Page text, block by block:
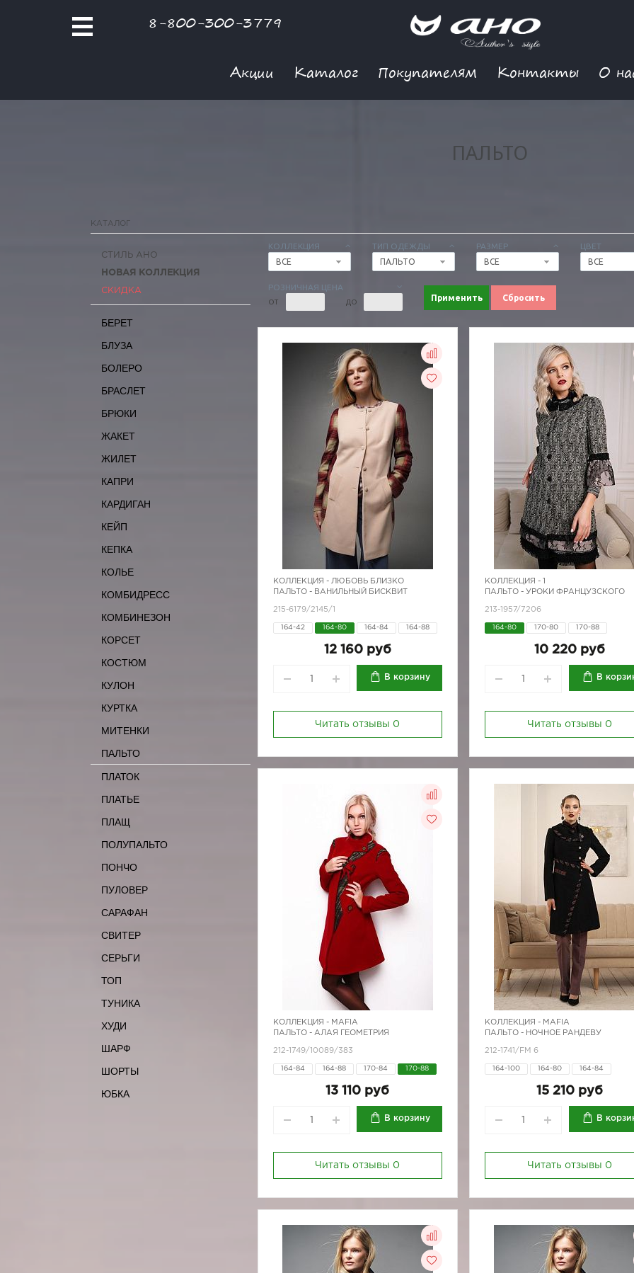
8-800-300-3779
Акции Каталог Покупателям Контакты О
ПАЛЬТО
КАТАЛОГ
КОЛЛЕКЦИЯ
ВСЕ
ТИП ОДЕЖДЫ
ПАЛЬТО
РАЗМЕР
ВСЕ
ЦВЕТ
ВСЕ
РОЗНИЧНАЯ ЦЕНА
ОТ ДО Применить Сбросить
СТИЛЬ АНО
НОВАЯ КОЛЛЕКЦИЯ
СКИДКА
БЕРЕТ
БЛУЗА
БОЛЕРО
БРАСЛЕТ
БРЮКИ
ЖАКЕТ
ЖИЛЕТ
КАПРИ
КАРДИГАН
КЕЙП
КЕПКА
КОЛЬЕ
КОМБИДРЕСС
КОМБИНЕЗОН
КОРСЕТ
КОСТЮМ
КУЛОН
КУРТКА
МИТЕНКИ
ПАЛЬТО
ПЛАТОК
ПЛАТЬЕ
ПЛАЩ
ПОЛУПАЛЬТО
ПОНЧО
ПУЛОВЕР
САРАФАН
СВИТЕР
СЕРЬГИ
ТОП
ТУНИКА
ХУДИ
ШАРФ
ШОРТЫ
ЮБКА
КОЛЛЕКЦИЯ - ЛЮБОВЬ БЛИЗКО
ПАЛЬТО - ВАНИЛЬНЫЙ БИСКВИТ
215-6179/2145/1
164-42 164-80 164-84 164-88
170-92 170-96
12 160 руб
В корзину
Читать отзывы 0
КОЛЛЕКЦИЯ -1
ПАЛЬТО - УРОКИ ФРАНЦУЗСКОГО
213-1957/7206
164-80 170-80 170-88
10 220 руб
В
Читать отзывы 0
КОЛЛЕКЦИЯ - MAFIA
ПАЛЬТО - АЛАЯ ГЕОМЕТРИЯ
212-1749/10089/383
164-84 164-88 170-84 170-88
13 110 руб
В корзину
Читать отзывы 0
КОЛЛЕКЦИЯ - MAFIA
ПАЛЬТО - НОЧНОЕ РАНДЕВУ
212-1741/FM 6
164-100 164-80 164-84
170-88 170-92
15 210 руб
В
Читать отзывы 0